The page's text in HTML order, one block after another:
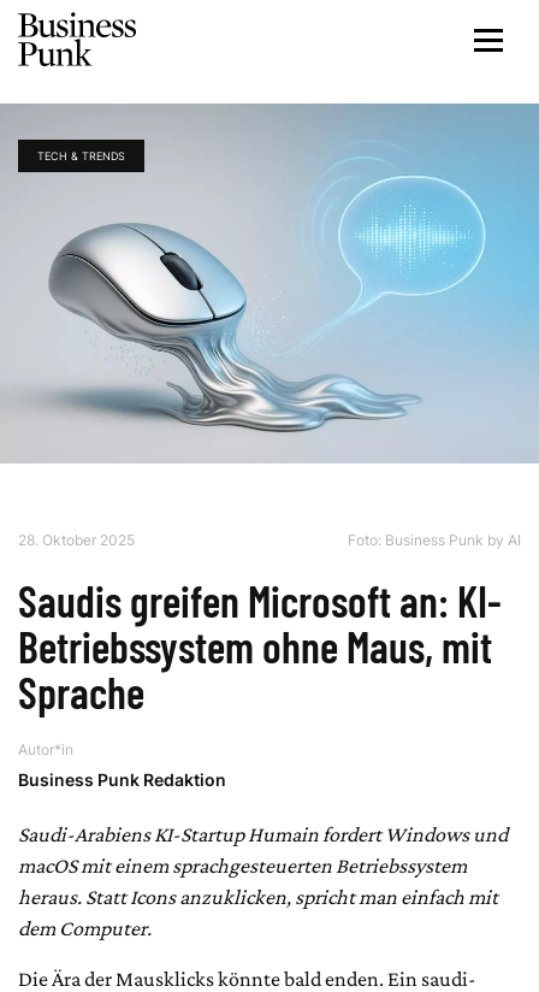
TECH & TRENDS
28. Oktober 2025 Foto: Business Punk by AI
Saudis greifen Microsoft an: KI-
Betriebssystem ohne Maus, mit
Sprache
Autor*in
Business Punk Redaktion
Saudi-Arabiens KI-Startup Humain fordert Windows und
macOS mit einem sprachgesteuerten Betriebssystem
heraus. Statt Icons anzuklicken, spricht man einfach mit
dem Computer.
Die Ära der Mausklicks könnte bald enden. Ein saudi-